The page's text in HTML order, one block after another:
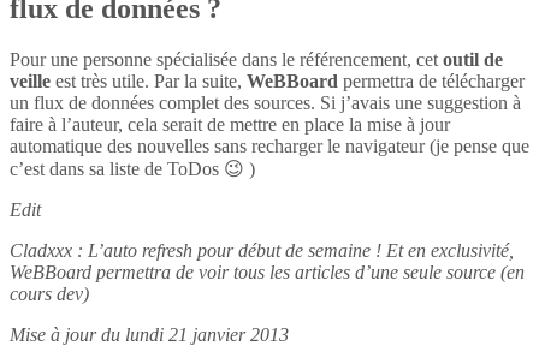
flux de données ?
Pour une personne spécialisée dans le référencement, cet outil de
veille est très utile. Par la suite, WeBBoard permettra de télécharger
un flux de données complet des sources. Si j’avais une suggestion à
faire à l’auteur, cela serait de mettre en place la mise à jour
automatique des nouvelles sans recharger le navigateur (je pense que
c’est dans sa liste de ToDos 😉 )
Edit
Cladxxx : L’auto refresh pour début de semaine ! Et en exclusivité,
WeBBoard permettra de voir tous les articles d’une seule source (en
cours dev)
Mise à jour du lundi 21 janvier 2013